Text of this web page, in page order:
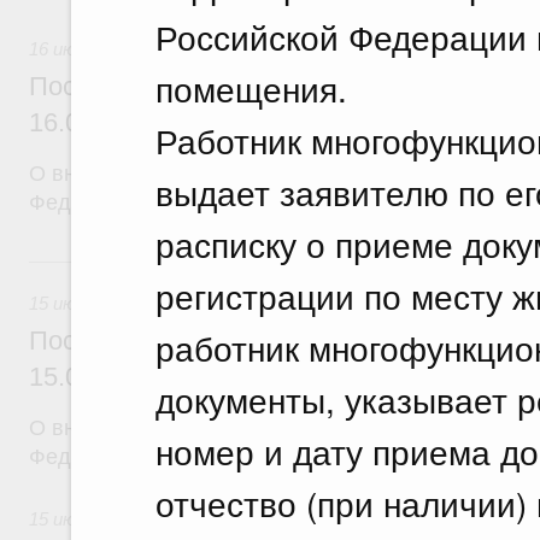
Российской
помещения.
Работник
выдает заявителю по
расписку о приеме
регистрации по месту
работник
документы, указывает
номер и дату приема
отчество (при
Постановление Правительства
16.07.2026 г. № 900
Федерации от 7 сентября 2018 г. № 1065
15 июля, среда
Постановление Правительства
15.07.2026 г. № 893
О внесении изменений в постановление
Федерации от 11 ноября 2023 г. № 1896